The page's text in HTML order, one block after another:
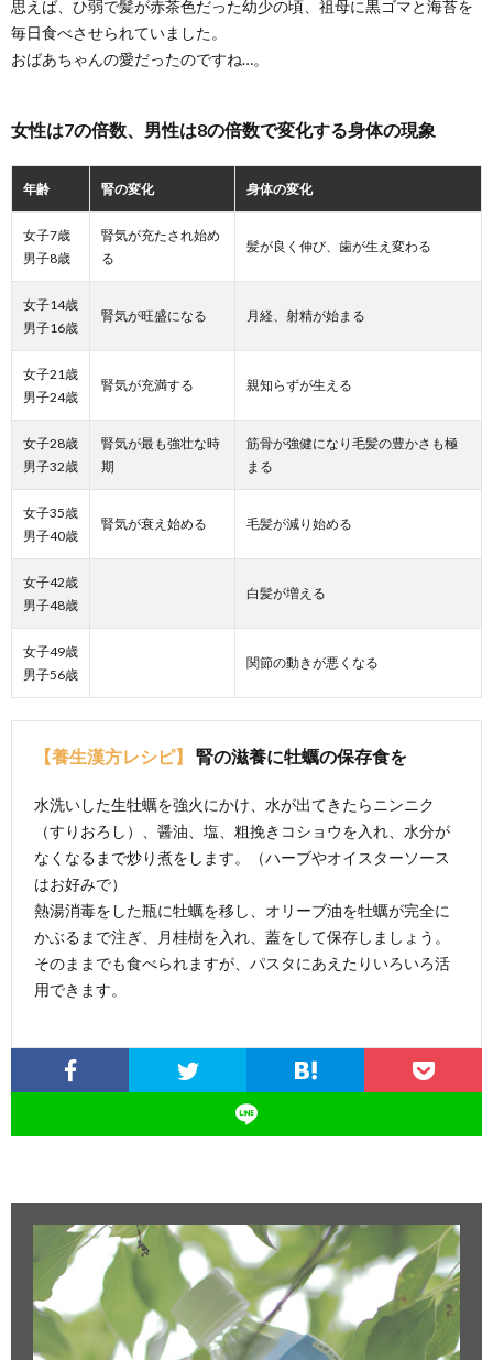
思えば、ひ弱で髪が赤茶色だった幼少の頃、祖母に黒ゴマと海苔を
毎日食べさせられていました。
おばあちゃんの愛だったのですね…。
女性は7の倍数、男性は8の倍数で変化する身体の現象
年齢 腎の変化 身体の変化
女子7歳
男子8歳
腎気が充たされ始め
る
髪が良く伸び、歯が生え変わる
女子14歳
男子16歳
腎気が旺盛になる 月経、射精が始まる
女子21歳
男子24歳
腎気が充満する 親知らずが生える
女子28歳
男子32歳
腎気が最も強壮な時
期
筋骨が強健になり毛髪の豊かさも極
まる
女子35歳
男子40歳
腎気が衰え始める 毛髪が減り始める
女子42歳
男子48歳
白髪が増える
女子49歳
男子56歳
関節の動きが悪くなる
【養生漢方レシピ】 腎の滋養に牡蠣の保存食を
水洗いした生牡蠣を強火にかけ、水が出てきたらニンニク
（すりおろし）、醤油、塩、粗挽きコショウを入れ、水分が
なくなるまで炒り煮をします。（ハーブやオイスターソース
はお好みで）
熱湯消毒をした瓶に牡蠣を移し、オリーブ油を牡蠣が完全に
かぶるまで注ぎ、月桂樹を入れ、蓋をして保存しましょう。
そのままでも食べられますが、パスタにあえたりいろいろ活
用できます。